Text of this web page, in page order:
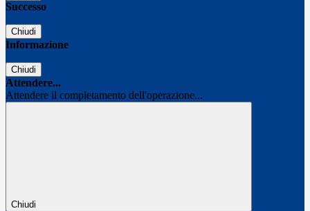
Successo
Chiudi
Informazione
Chiudi
Attendere...
Attendere il completamento dell'operazione...
Chiudi